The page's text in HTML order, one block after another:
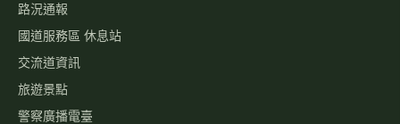
路況通報
國道服務區 休息站
交流道資訊
旅遊景點
警察廣播電臺